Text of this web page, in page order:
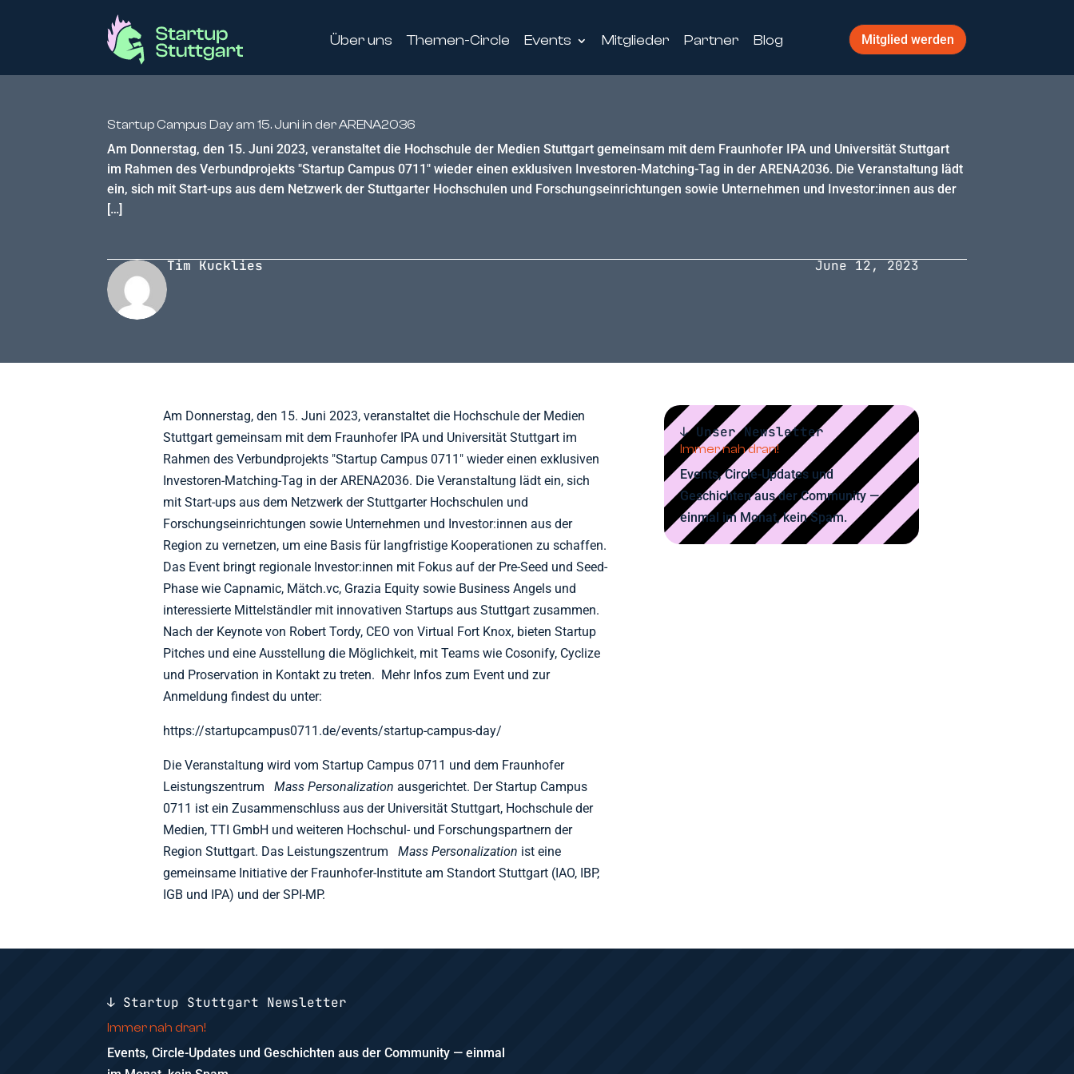
Über uns Themen-Circle Events Mitglieder Partner Blog Mitglied werden
Startup Campus Day am 15. Juni in der ARENA2036
Am Donnerstag, den 15. Juni 2023, veranstaltet die Hochschule der Medien Stuttgart gemeinsam mit dem Fraunhofer IPA und Universität Stuttgart
im Rahmen des Verbundprojekts "Startup Campus 0711" wieder einen exklusiven Investoren-Matching-Tag in der ARENA2036. Die Veranstaltung lädt
ein, sich mit Start-ups aus dem Netzwerk der Stuttgarter Hochschulen und Forschungseinrichtungen sowie Unternehmen und Investor:innen aus der
[…]
Tim Kucklies June 12, 2023
Am Donnerstag, den 15. Juni 2023, veranstaltet die Hochschule der Medien
Stuttgart gemeinsam mit dem Fraunhofer IPA und Universität Stuttgart im
Rahmen des Verbundprojekts "Startup Campus 0711" wieder einen exklusiven
Investoren-Matching-Tag in der ARENA2036. Die Veranstaltung lädt ein, sich
mit Start-ups aus dem Netzwerk der Stuttgarter Hochschulen und
Forschungseinrichtungen sowie Unternehmen und Investor:innen aus der
Region zu vernetzen, um eine Basis für langfristige Kooperationen zu schaffen.
Das Event bringt regionale Investor:innen mit Fokus auf der Pre-Seed und Seed-
Phase wie Capnamic, Mätch.vc, Grazia Equity sowie Business Angels und
interessierte Mittelständler mit innovativen Startups aus Stuttgart zusammen.
Nach der Keynote von Robert Tordy, CEO von Virtual Fort Knox, bieten Startup
Pitches und eine Ausstellung die Möglichkeit, mit Teams wie Cosonify, Cyclize
und Proservation in Kontakt zu treten. Mehr Infos zum Event und zur
Anmeldung findest du unter:
https://startupcampus0711.de/events/startup-campus-day/
Die Veranstaltung wird vom Startup Campus 0711 und dem Fraunhofer
LeistungszentrumMass Personalizationausgerichtet. Der Startup Campus
0711 ist ein Zusammenschluss aus der Universität Stuttgart, Hochschule der
Medien, TTI GmbH und weiteren Hochschul- und Forschungspartnern der
Region Stuttgart. Das LeistungszentrumMass Personalization ist eine
gemeinsame Initiative der Fraunhofer-Institute am Standort Stuttgart (IAO, IBP,
IGB und IPA) und der SPI-MP.
↓ Unser Newsletter
Immer nah dran!
Events, Circle-Updates und
Geschichten aus der Community —
einmal im Monat, kein Spam.
↓ Startup Stuttgart Newsletter
Immer nah dran!
Events, Circle-Updates und Geschichten aus der Community — einmal